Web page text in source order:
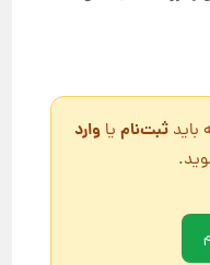
ثبت‌نام یا وارد